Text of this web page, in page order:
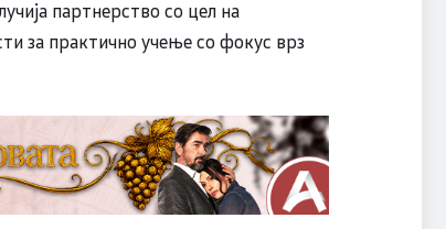
партнерство со цел на
за практично учење со фокус врз